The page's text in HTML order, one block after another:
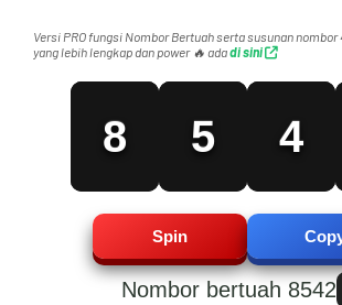
Versi PRO fungsi Nombor Bertuah serta susunan nombor
yang lebih lengkap dan power 🔥 adadi sini
7
8
9
4
5
6
3
4
5
Spin
Nombor bertuah 8542